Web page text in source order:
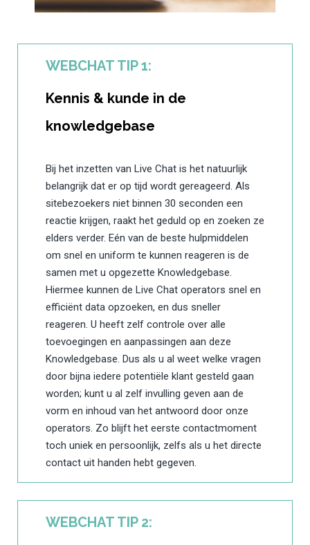
WEBCHAT TIP 1:
Kennis & kunde in de
knowledgebase
Bij het inzetten van Live Chat is het natuurlijk
belangrijk dat er op tijd wordt gereageerd. Als
sitebezoekers niet binnen 30 seconden een
reactie krijgen, raakt het geduld op en zoeken ze
elders verder. Eén van de beste hulpmiddelen
om snel en uniform te kunnen reageren is de
samen met u opgezette Knowledgebase.
Hiermee kunnen de Live Chat operators snel en
efficiënt data opzoeken, en dus sneller
reageren. U heeft zelf controle over alle
toevoegingen en aanpassingen aan deze
Knowledgebase. Dus als u al weet welke vragen
door bijna iedere potentiële klant gesteld gaan
worden; kunt u al zelf invulling geven aan de
vorm en inhoud van het antwoord door onze
operators. Zo blijft het eerste contactmoment
toch uniek en persoonlijk, zelfs als u het directe
contact uit handen hebt gegeven.
WEBCHAT TIP 2: